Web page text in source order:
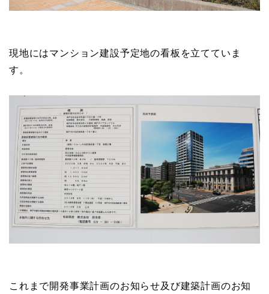
現地にはマンション建設予定地の看板を立てていま
す。
これまで開発事業計画のお知らせ及び建築計画のお知